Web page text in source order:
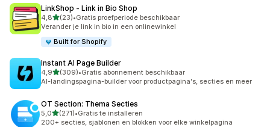
LinkShop ‑ Link in Bio Shop
4,8van 5 sterren
(23)
23 recensies in totaal
•Gratis proefperiode beschikbaar
Verander je link in bio in een onlinewinkel
Built for Shopify
Instant AI Page Builder
4,9van 5 sterren
(309)
309 recensies in totaal
•Gratis abonnement beschikbaar
AI-landingspagina-builder voor productpagina's, secties en meer
OT Section: Thema Secties
5,0van 5 sterren
(271)
271 recensies in totaal
•Gratis te installeren
200+ secties, sjablonen en blokken voor elke winkelpagina